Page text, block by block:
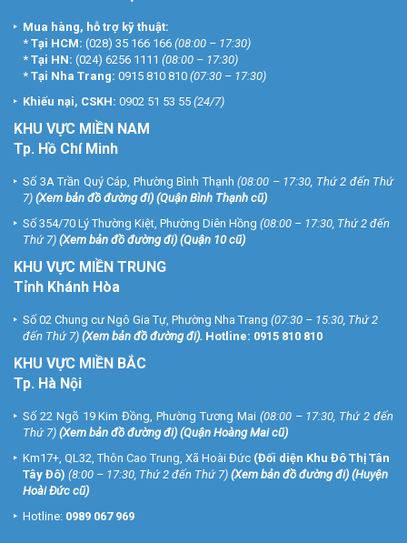
Mua hàng, hỗ trợ kỹ thuật:
* Tại HCM: (028) 35 166 166 (08:00 – 17:30)
* Tại HN: (024) 6256 1111 (08:00 – 17:30)
* Tại Nha Trang: 0915 810 810 (07:30 – 17:30)
Khiếu nại, CSKH: 0902 51 53 55 (24/7)
KHU VỰC MIỀN NAM
Tp. Hồ Chí Minh
Số 3A Trần Quý Cáp, Phường Bình Thạnh (08:00 – 17:30, Thứ 2 đến Thứ
7) (Xem bản đồ đường đi) (Quận Bình Thạnh cũ)
Số 354/70 Lý Thường Kiệt, Phường Diên Hồng (08:00 – 17:30, Thứ 2 đến
Thứ 7) (Xem bản đồ đường đi) (Quận 10 cũ)
KHU VỰC MIỀN TRUNG
Tỉnh Khánh Hòa
Số 02 Chung cư Ngô Gia Tự, Phường Nha Trang (07:30 – 15:30, Thứ 2
đến Thứ 7) (Xem bản đồ đường đi). Hotline: 0915 810 810
KHU VỰC MIỀN BẮC
Tp. Hà Nội
Số 22 Ngõ 19 Kim Đồng, Phường Tương Mai (08:00 – 17:30, Thứ 2 đến
Thứ 7) (Xem bản đồ đường đi) (Quận Hoàng Mai cũ)
Km17+, QL32, Thôn Cao Trung, Xã Hoài Đức (Đối diện Khu Đô Thị Tân
Tây Đô) (8:00 – 17:30, Thứ 2 đến Thứ 7) (Xem bản đồ đường đi) (Huyện
Hoài Đức cũ)
Hotline: 0989 067 969